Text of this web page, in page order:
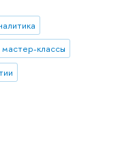
мастер-классы